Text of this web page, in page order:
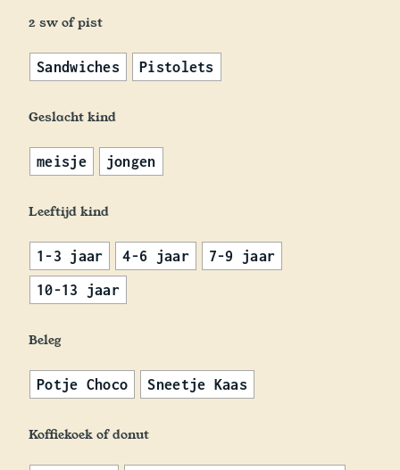
2 sw of pist
Sandwiches Pistolets
Geslacht kind
meisje jongen
Leeftijd kind
1-3 jaar 4-6 jaar 7-9 jaar
10-13 jaar
Beleg
Potje Choco Sneetje Kaas
Koffiekoek of donut